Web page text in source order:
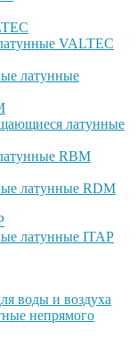
VALTEC
латунные
латунные
RBM
латунные RDM
латунные ITAP
воды и воздуха
непрямого